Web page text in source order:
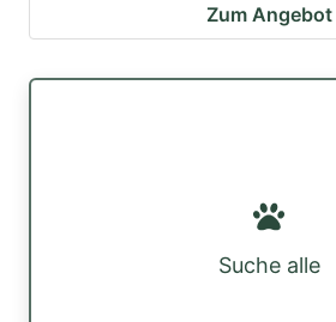
Zum Angebot
Suche alle